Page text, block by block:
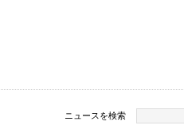
ニュースを検索